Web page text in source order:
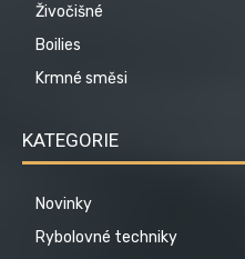
Živočišné
Boilies
Krmné směsi
KATEGORIE
Novinky
Rybolovné techniky